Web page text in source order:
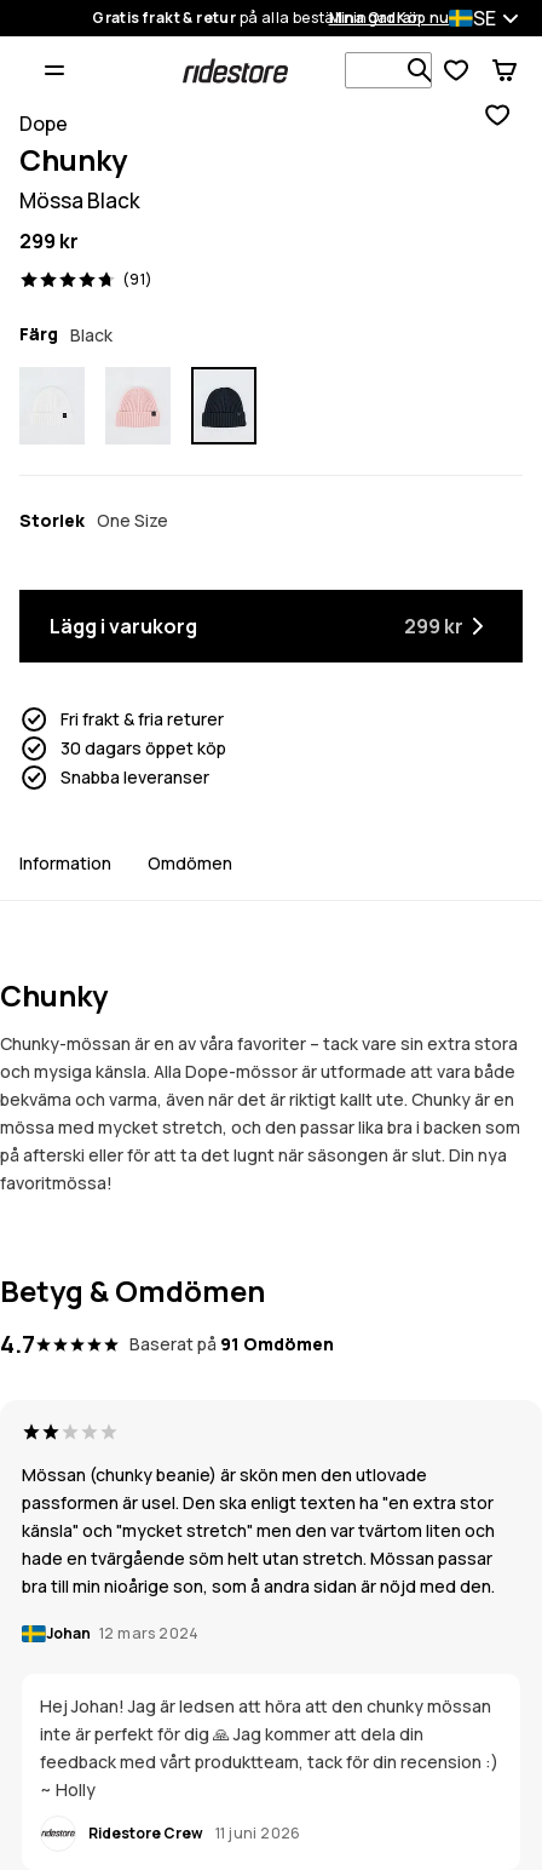
Gratis frakt & returpå alla beställningarKöp nu
Mina Ordrar SE
Sök bland
Dope
Chunky
Mössa Black
299 kr
(91)
91 recensioner, 4.7/5
Färg Black
Storlek One Size
Lägg i varukorg 299 kr
Fri frakt & fria returer
30 dagars öppet köp
Snabba leveranser
Information Omdömen
Chunky
Chunky-mössan är en av våra favoriter – tack vare sin extra stora
och mysiga känsla. Alla Dope-mössor är utformade att vara både
bekväma och varma, även när det är riktigt kallt ute. Chunky är en
mössa med mycket stretch, och den passar lika bra i backen som
på afterski eller för att ta det lugnt när säsongen är slut. Din nya
favoritmössa!
Betyg & Omdömen
4.7 Baserat på 91 Omdömen
Mössan (chunky beanie) är skön men den utlovade
passformen är usel. Den ska enligt texten ha "en extra stor
känsla" och "mycket stretch" men den var tvärtom liten och
hade en tvärgående söm helt utan stretch. Mössan passar
bra till min nioårige son, som å andra sidan är nöjd med den.
Johan 12 mars 2024
Hej Johan! Jag är ledsen att höra att den chunky mössan
inte är perfekt för dig 🙏 Jag kommer att dela din
feedback med vårt produktteam, tack för din recension :)
~ Holly
Ridestore Crew 11 juni 2026